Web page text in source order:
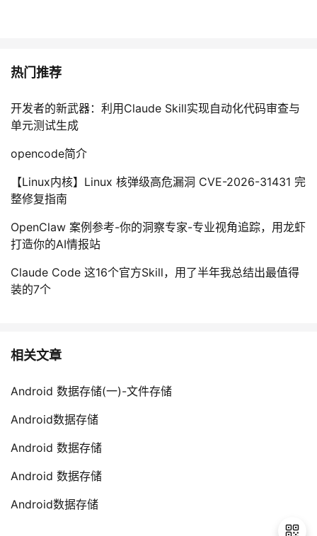
热门推荐
开发者的新武器：利用Claude Skill实现自动化代码审查与
单元测试生成
opencode简介
【Linux内核】Linux 核弹级高危漏洞 CVE-2026-31431 完
整修复指南
OpenClaw 案例参考-你的洞察专家-专业视角追踪，用龙虾
打造你的AI情报站
Claude Code 这16个官方Skill，用了半年我总结出最值得
装的7个
相关文章
Android 数据存储(一)-文件存储
Android数据存储
Android 数据存储
Android 数据存储
Android数据存储